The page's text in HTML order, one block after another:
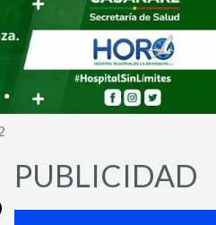
PUBLICIDAD